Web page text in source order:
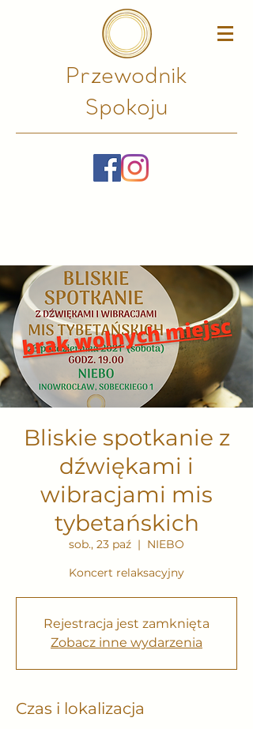
Przewodnik
Spokoju​
Bliskie spotkanie z
dźwiękami i
wibracjami mis
tybetańskich
sob., 23 paź
  |
NIEBO
Koncert relaksacyjny
Rejestracja jest zamknięta
Zobacz inne wydarzenia
Czas i lokalizacja